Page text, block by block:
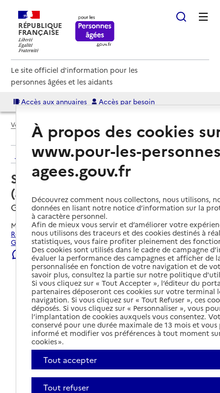
RÉPUBLIQUE
FRANÇAISE
Le site officiel d'information pour les
personnes âgées et les aidants
Accès aux annuaires Accès par besoin
Voir le fil d’Ariane
Retour aux résultats de l'annuaire
Service autonomie à domicile
(aide) – ADMR
Gorron, MAYENNE
Mis à jour le29/07/2026
Rechercher les établissements et services autour de
Gorron.
Signaler une erreur
À propos des cookies
www.pour-les-
agees.gouv.fr
Découvrez comment nous collectons, nous utilisons,
données en lisant notre notice d’information sur la
à caractère personnel.
Afin de mieux vous servir et d’améliorer votre
nous utilisons des traceurs et des cookies destinés à
statistiques, vous faire profiter pleinement des
Des cookies sont utilisés dans le cadre de campagne
évaluer la performance des campagnes et afficher de
personnalisée en fonction de votre navigation et de
savoir plus, consultez la partie sur notre politique
Si vous cliquez sur « Tout Accepter », l’éditeur du
partenaires déposeront ces cookies sur votre terminal
navigation. Si vous cliquez sur « Tout Refuser », ces
déposés. Si vous cliquez sur « Personnaliser », vous
l’implantation de cookies auxquels vous consentez.
conservé pour une durée maximale de 13 mois et
informé et modifier vos préférences à tout moment
cookies ».
Tout accepter
Tout refuser